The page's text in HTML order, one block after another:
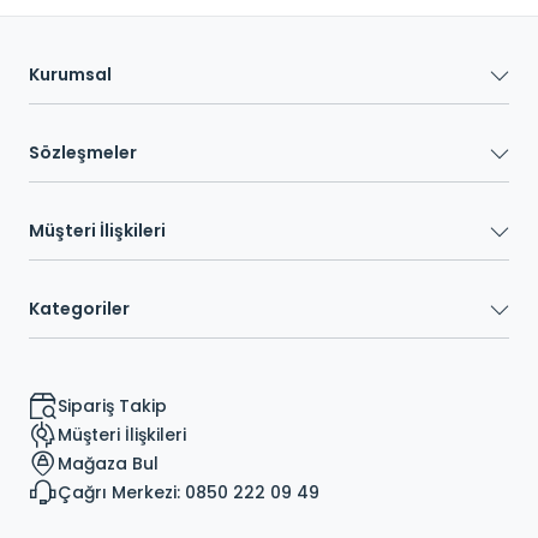
Kurumsal
Sözleşmeler
Müşteri İlişkileri
Kategoriler
Sipariş Takip
Müşteri İlişkileri
Mağaza Bul
Çağrı Merkezi: 0850 222 09 49